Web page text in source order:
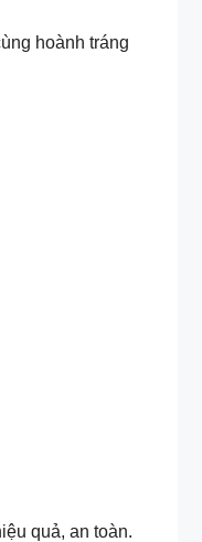
hoành tráng
quả, an toàn.